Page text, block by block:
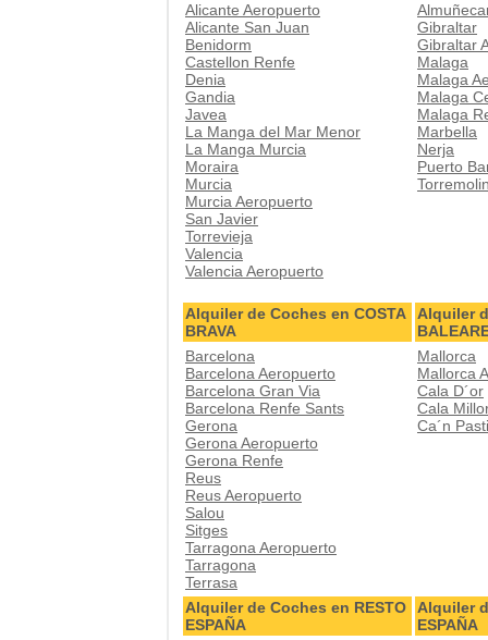
Alicante Aeropuerto
Alicante San Juan
Benidorm
Castellon Renfe
Denia
Gandia
Javea
La Manga del Mar Menor
La Manga Murcia
Moraira
Murcia
Murcia Aeropuerto
San Javier
Torrevieja
Valencia
Valencia Aeropuerto
Gibraltar
Gibraltar
Malaga
Malaga
Malaga
Malaga
Marbella
Nerja
Puerto
Alquiler de Coches en COSTA
BRAVA
Alquiler
Barcelona
Barcelona Aeropuerto
Barcelona Gran Via
Barcelona Renfe Sants
Gerona
Gerona Aeropuerto
Gerona Renfe
Reus
Reus Aeropuerto
Salou
Sitges
Tarragona Aeropuerto
Tarragona
Terrasa
Mallorca
Mallorca
Cala D´or
Cala
Ca´n
Alquiler de Coches en RESTO
ESPAÑA
Alquiler
ESPAÑA